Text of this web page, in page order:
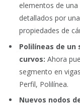
elementos de
detallados por
propiedades de
Polilíneas de
curvos: Ahora
segmento en
Perfil, Polilínea.
Nuevos nodos